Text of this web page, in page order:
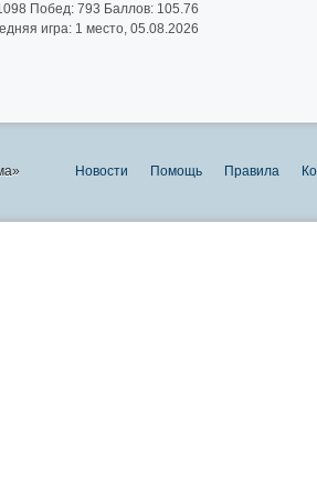
Побед: 793 Баллов: 105.76
игра: 1 место, 05.08.2026
Новости Помощь Правила